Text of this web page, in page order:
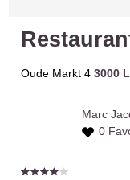
Oude Markt 43000
Marc
0